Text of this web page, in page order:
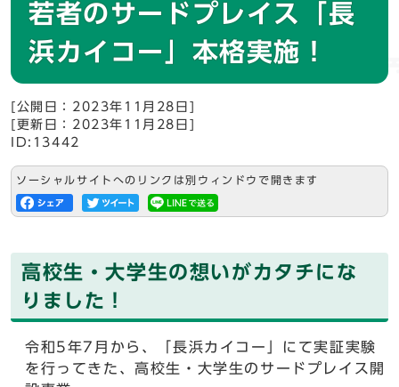
若者のサードプレイス「長
浜カイコー」本格実施！
[公開日：2023年11月28日]
[更新日：2023年11月28日]
ID:13442
ソーシャルサイトへのリンクは別ウィンドウで開きます
高校生・大学生の想いがカタチにな
りました！
令和5年7月から、「長浜カイコー」にて実証実験
を行ってきた、高校生・大学生のサードプレイス開